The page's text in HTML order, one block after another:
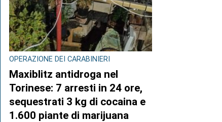
OPERAZIONE DEI CARABINIERI
Maxiblitz antidroga nel
Torinese: 7 arresti in 24 ore,
sequestrati 3 kg di cocaina e
1.600 piante di marijuana